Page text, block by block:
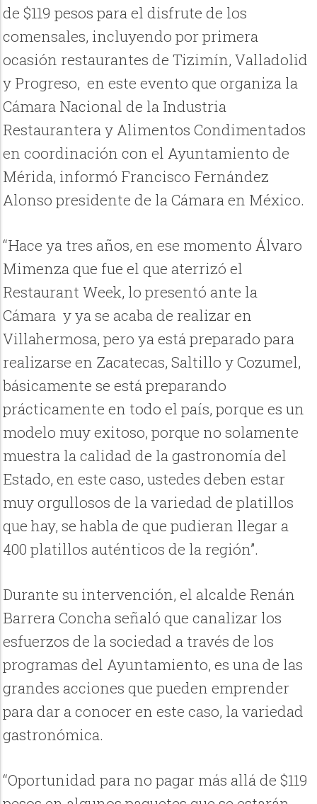
de $119 pesos para el disfrute de los
comensales, incluyendo por primera
ocasión restaurantes de Tizimín, Valladolid
y Progreso, en este evento que organiza la
Cámara Nacional de la Industria
Restaurantera y Alimentos Condimentados
en coordinación con el Ayuntamiento de
Mérida, informó Francisco Fernández
Alonso presidente de la Cámara en México.
“Hace ya tres años, en ese momento Álvaro
Mimenza que fue el que aterrizó el
Restaurant Week, lo presentó ante la
Cámara y ya se acaba de realizar en
Villahermosa, pero ya está preparado para
realizarse en Zacatecas, Saltillo y Cozumel,
básicamente se está preparando
prácticamente en todo el país, porque es un
modelo muy exitoso, porque no solamente
muestra la calidad de la gastronomía del
Estado, en este caso, ustedes deben estar
muy orgullosos de la variedad de platillos
que hay, se habla de que pudieran llegar a
400 platillos auténticos de la región”.
Durante su intervención, el alcalde Renán
Barrera Concha señaló que canalizar los
esfuerzos de la sociedad a través de los
programas del Ayuntamiento, es una de las
grandes acciones que pueden emprender
para dar a conocer en este caso, la variedad
gastronómica.
“Oportunidad para no pagar más allá de $119